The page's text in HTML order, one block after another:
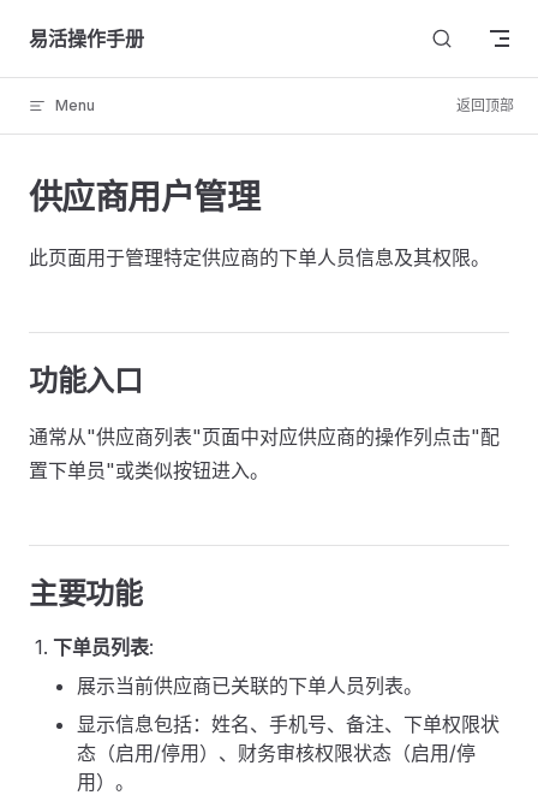
Skip to content
易活操作手册
Menu 返回顶部
供应商用户管理
此页面用于管理特定供应商的下单人员信息及其权限。
功能入口
通常从"供应商列表"页面中对应供应商的操作列点击"配
置下单员"或类似按钮进入。
主要功能
下单员列表:
展示当前供应商已关联的下单人员列表。
显示信息包括：姓名、手机号、备注、下单权限状
态（启用/停用）、财务审核权限状态（启用/停
用）。